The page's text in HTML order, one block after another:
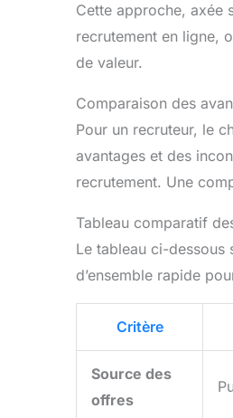
Cette approche, axée
recrutement en ligne,
de valeur.
Comparaison des
Pour un recruteur, le
avantages et des
recrutement. Une
Tableau comparatif
Le tableau ci-dessous
d’ensemble rapide
Critère
Source des
offres